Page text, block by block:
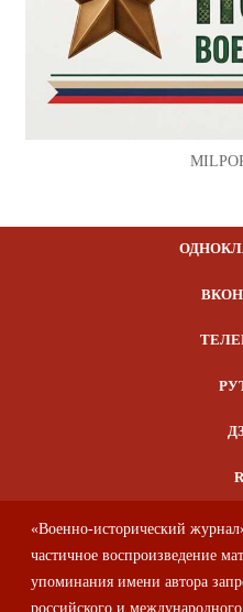
«Военно-исторический
частичное воспроизведение
упоминания имени автора
российского и международного